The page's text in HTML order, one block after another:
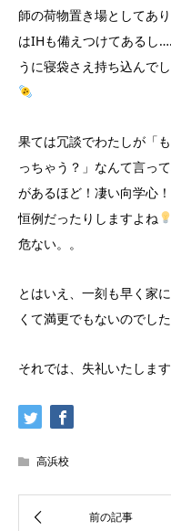
師の荷物置き場としてあ
はIHも備えつけてあるし
うに寝袋さえ持ち込んで
果ては冗談でわたしが「
っちゃう？」なんて言っ
があるほど！凄い向学心
恒例だったりしますよね
危ない。。
とはいえ、一刻も早く家
くて満更でもないのでし
それでは、失礼いたします
高浜校